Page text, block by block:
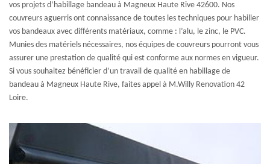
vos projets d’habillage bandeau à Magneux Haute Rive 42600. Nos
couvreurs aguerris ont connaissance de toutes les techniques pour habiller
vos bandeaux avec différents matériaux, comme : l’alu, le zinc, le PVC.
Munies des matériels nécessaires, nos équipes de couvreurs pourront vous
assurer une prestation de qualité qui est conforme aux normes en vigueur.
Si vous souhaitez bénéficier d’un travail de qualité en habillage de
bandeau à Magneux Haute Rive, faites appel à M.Willy Renovation 42
Loire.